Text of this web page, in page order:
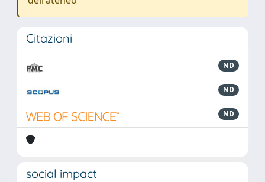
Citazioni
ND
ND
ND
social impact